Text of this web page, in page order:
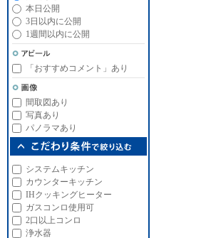
本日公開
3日以内に公開
1週間以内に公開
「おすすめコメント」あり
間取図あり
写真あり
パノラマあり
システムキッチン
カウンターキッチン
IHクッキングヒーター
ガスコンロ使用可
2口以上コンロ
浄水器